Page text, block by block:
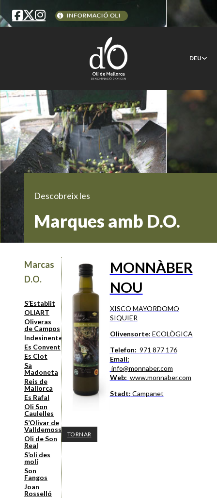
DEU
Descobreix les
Marques amb D.O.
Marcas
D.O.
S’Establit
OLIART
Oliveras
de Campos
Indesinenter
Es Convent
Es Clot
Sa
Madoneta
Reis de
Mallorca
Es Rafal
Oli Son
Caulelles
S’Olivar de
Valldemossa
Oli de Son
Real
S’oli des
molí
Son
Fangos
Joan
Rosselló
MONNÀBER
NOU
XISCO MAYORDOMO
SIQUIER
Olivensorte: ECOLÒGICA
Telefon: 971 877 176
Email:
info@monnaber.com
Web: www.monnaber.com
Stadt: Campanet
TORNAR